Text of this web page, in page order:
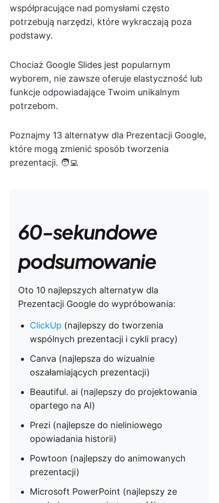
współpracujące nad pomysłami często
potrzebują narzędzi, które wykraczają poza
podstawy.
Chociaż Google Slides jest popularnym
wyborem, nie zawsze oferuje elastyczność lub
funkcje odpowiadające Twoim unikalnym
potrzebom.
Poznajmy 13 alternatyw dla Prezentacji Google,
które mogą zmienić sposób tworzenia
prezentacji. 🧑‍💻
60-sekundowe
podsumowanie
Oto 10 najlepszych alternatyw dla
Prezentacji Google do wypróbowania:
ClickUp (najlepszy do tworzenia
wspólnych prezentacji i cykli pracy)
Canva (najlepsza do wizualnie
oszałamiających prezentacji)
Beautiful. ai (najlepszy do projektowania
opartego na AI)
Prezi (najlepsze do nieliniowego
opowiadania historii)
Powtoon (najlepszy do animowanych
prezentacji)
Microsoft PowerPoint (najlepszy ze